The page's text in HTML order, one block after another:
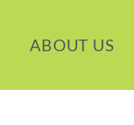
ABOUT US